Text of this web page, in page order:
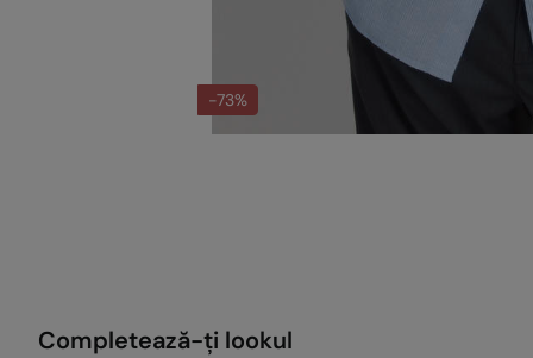
-73%
Completează-ți lookul